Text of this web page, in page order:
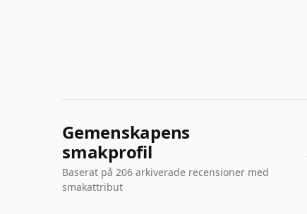
Gemenskapens
smakprofil
Baserat på 206 arkiverade recensioner med
smakattribut